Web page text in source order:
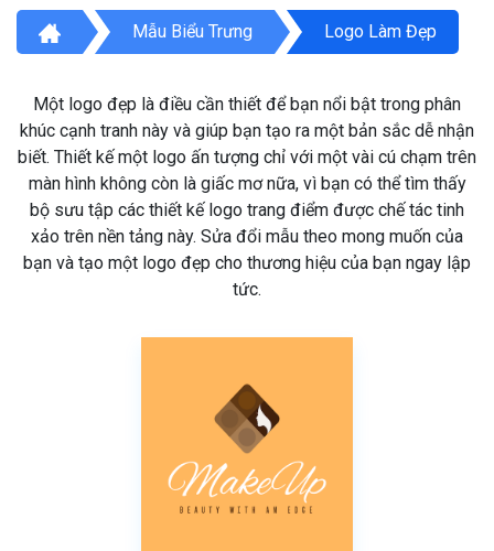
Mẫu Biểu Trưng Logo Làm Đẹp
Một logo đẹp là điều cần thiết để bạn nổi bật trong phân
khúc cạnh tranh này và giúp bạn tạo ra một bản sắc dễ nhận
biết. Thiết kế một logo ấn tượng chỉ với một vài cú chạm trên
màn hình không còn là giấc mơ nữa, vì bạn có thể tìm thấy
bộ sưu tập các thiết kế logo trang điểm được chế tác tinh
xảo trên nền tảng này. Sửa đổi mẫu theo mong muốn của
bạn và tạo một logo đẹp cho thương hiệu của bạn ngay lập
tức.